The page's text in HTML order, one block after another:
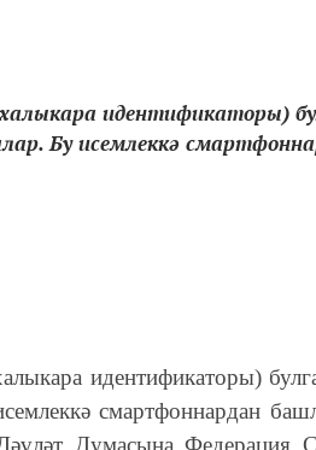
идентификаторы)
Бу исемлеккә
идентификаторы)
смартфоннардан
Думасына Федерация